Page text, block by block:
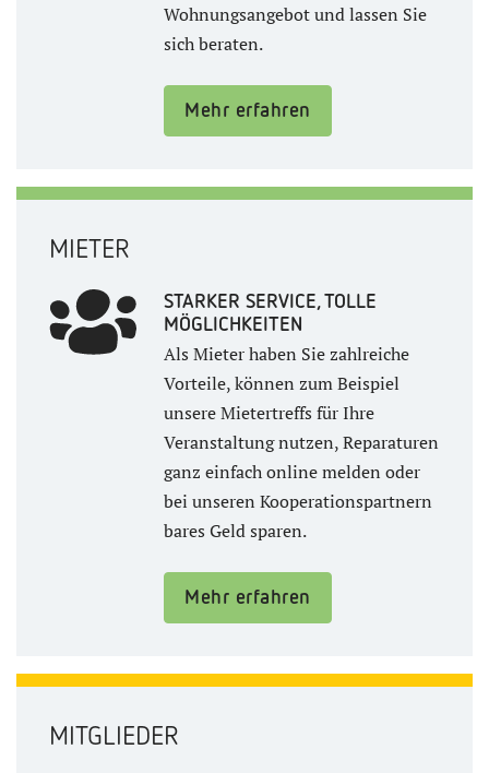
Wohnungsangebot und lassen Sie
sich beraten.
Mehr erfahren
MIETER
STARKER SERVICE, TOLLE
MÖGLICHKEITEN
Als Mieter haben Sie zahlreiche
Vorteile, können zum Beispiel
unsere Mietertreffs für Ihre
Veranstaltung nutzen, Reparaturen
ganz einfach online melden oder
bei unseren Kooperationspartnern
bares Geld sparen.
Mehr erfahren
MITGLIEDER